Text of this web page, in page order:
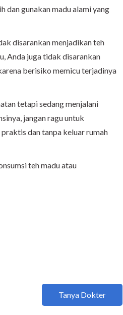
dan gunakan madu alami yang
disarankan menjadikan teh
Anda juga tidak disarankan
berisiko memicu terjadinya
tetapi sedang menjalani
jangan ragu untuk
dan tanpa keluar rumah
teh madu atau